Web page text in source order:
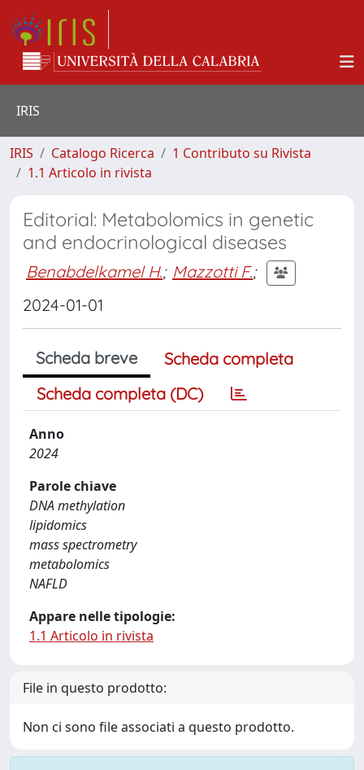
IRIS
IRIS Catalogo Ricerca
1 Contributo su Rivista
1.1 Articolo in rivista
Editorial: Metabolomics in genetic
and endocrinological diseases
Benabdelkamel H.; Mazzotti F.;
2024-01-01
Scheda breve
Scheda completa
Scheda completa (DC)
Anno
2024
Parole chiave
DNA methylation
lipidomics
mass spectrometry
metabolomics
NAFLD
Appare nelle tipologie:
1.1 Articolo in rivista
File in questo prodotto:
Non ci sono file associati a questo prodotto.